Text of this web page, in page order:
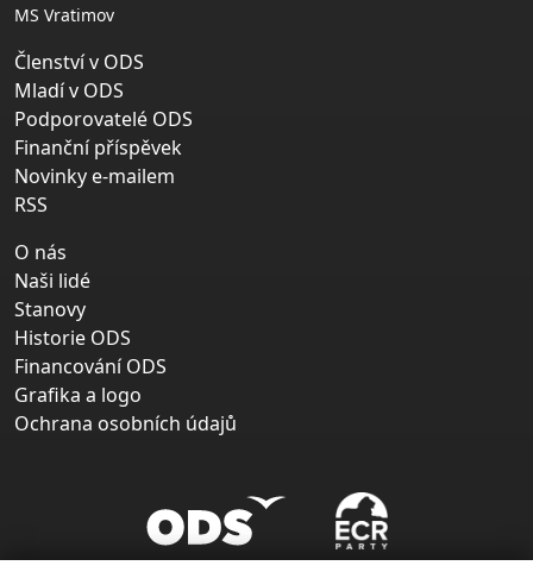
MS Vratimov
Členství v ODS
Mladí v ODS
Podporovatelé ODS
Finanční příspěvek
Novinky e-mailem
RSS
O nás
Naši lidé
Stanovy
Historie ODS
Financování ODS
Grafika a logo
Ochrana osobních údajů